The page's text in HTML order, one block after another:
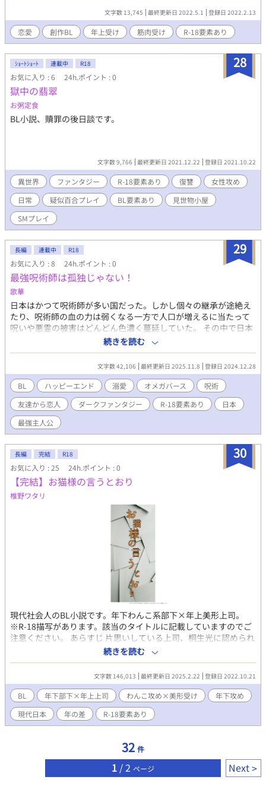
文字数 13,745 最終更新日 2022.5.1 登録日 2022.2.13
恋愛 創作BL 年上受け 筋肉受け R-18要素あり
28
ｼｮｰﾄｼｮｰﾄ 連載中 R18
お気に入り : 6 24h.ポイント : 0
獄中の翡翠
お粥定食
BL小説、贖罪の後日談です。
文字数 9,766 最終更新日 2021.12.22 登録日 2021.10.22
異世界 ファンタジー R-18要素あり 復讐
女性攻め
日常
疑似百合プレイ BL要素あり
見世物小屋
SMプレイ
29
長編 連載中 R18
お気に入り : 8 24h.ポイント : 0
最強呪術師は孤独じゃない！
歌華
日本はかつて呪術師が多い国だった。しかし個々の継承が途絶え
たり、呪術師の血の力は弱くなる一方で人口が増えるに当たって
呪いや悪霊の被害はどんどん色濃く蔓延していた。 その中で日本
三大怨霊の子孫の超大物呪術師の家系である、叶零士(かのうれい
じ)は幼い頃亡くした両親の血を強く受け継いでいた。高校にも行
かず任務の多さに日々目が回るほど忙しかった。 十四歳で日本で
ただ一人の最強呪術師になりそのきっかけになったのが水野空色
(みずのあお)と言う呪術師協会のアルバイトスタッフだった。水
野は呪いや霊を視認し会話は出来るが祓うことは出来ないし逆に
呪いや霊に避けられる永久スタッフ状態だったが、叶も彼の前で
は心を許し素のままで居れる唯一の人だった。どんどん叶と距離
が縮まり叶が十六になり体の変化が現れるようになった。ある日
になるとΩの体に以降する。Ωの日は水野に助けて貰う日々、そう
している内に体だけの関係を水野も納得できず。もちろん叶も加
速度を上げ水野に惹かれていく自身の心にモヤモヤした日々。で
も･･････お互いがお互いを好きだと自覚したとき時間は早く動き
だし･･････？ハラハラ、ドキドキ、ダークファンタジーラブです
続きを読む
文字数 42,106 最終更新日 2025.11.8 登録日 2024.12.28
BL ハッピーエンド 溺愛 オメガバース
呪術
友達から恋人
ダークファンタジー R-18要素あり
日本
最強主人公
30
長編 完結 R18
お気に入り : 25 24h.ポイント : 0
【完結】お猫様の言うとおり
椎野ワタリ
現代社会人のBL小説です。年下わんこ系部下×年上美形上司。
※R-18描写があります。該当のタイトルに記載していますのでご
注意ください。 あらすじ 片思いしている上司、桐生光に認められ
たくて、はじめて公募小説を書き始めた音無美影。何かを書くの
は好きだが公募など考えたことのない彼は、自宅で飼っているオ
ス猫「おねこ」に相談しながら筆を進めていく。 ふとしたきっか
けから「上司と部下」の関係から「同人BL作家とファン」である
ことが判明し、ふたりは更に距離を縮めていく…。 登場人物：
「部下（攻）」音無美影(おとなし みかげ) 大学卒で入社して3
年目。26歳、独身。 社会人３年目。同じ部署の上司、桐生光に惚
れ込んでいる。茶髪（短）、体格がいい。 例えるなら大型犬とよ
文字を書くことが得意で、ペンネーム「水影おと」（みずかげ
おと）として公募用小説の執筆を開始する。13歳の頃、姉の持っ
ていた同人誌で生田キリオを知り、彼の作品とその世界観にはま
続きを読む
文字数 146,013 最終更新日 2025.2.22 登録日 2022.10.21
BL 年下部下×年上上司 わんこ攻め×美形受け
年下攻め
現代日本
年の差 R-18要素あり
32 件
1 / 2 ページ Next